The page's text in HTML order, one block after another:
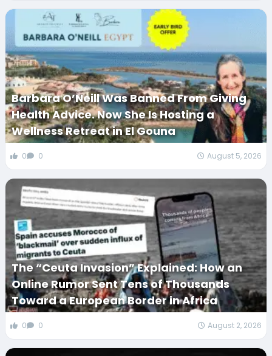
Barbara O’Neill Was Banned From Giving
Health Advice. Now She Is Hosting a
Wellness Retreat in El Gouna
0 0 August 5, 2026
The “Ceuta Invasion” Explained: How an
Online Rumor Sent Tens of Thousands
Toward a European Border in Africa
0 0 August 2, 2026